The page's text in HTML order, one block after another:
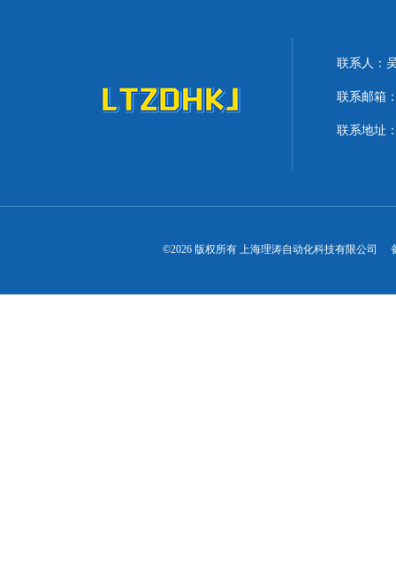
联系人：
联系邮箱
联系地址
©2026 版权所有 上海理涛自动化科技有限公司